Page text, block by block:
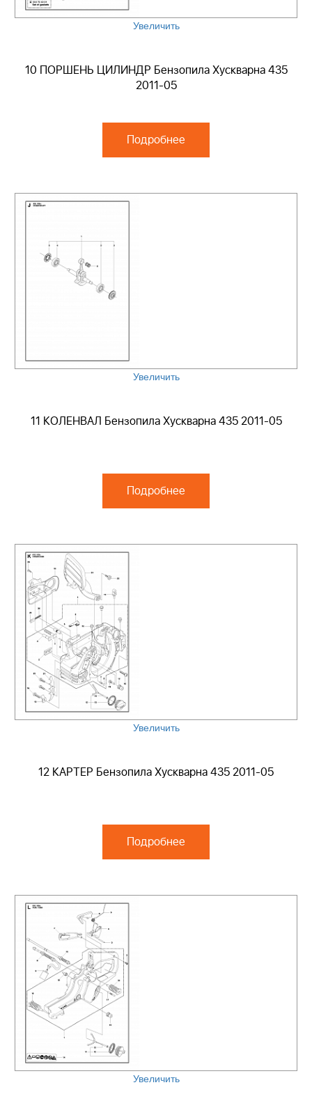
Увеличить
10 ПОРШЕНЬ ЦИЛИНДР Бензопила Хускварна 435
2011-05
Подробнее
Увеличить
11 КОЛЕНВАЛ Бензопила Хускварна 435 2011-05
Подробнее
Увеличить
12 КАРТЕР Бензопила Хускварна 435 2011-05
Подробнее
Увеличить